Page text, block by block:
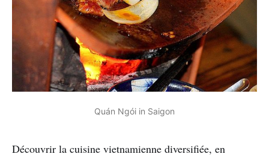
Quán Ngói in Saigon
Découvrir la cuisine vietnamienne diversifiée, en